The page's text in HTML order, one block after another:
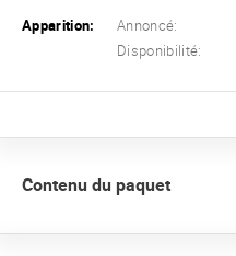
Apparition: Annoncé:
Disponibilité:
Contenu du paquet